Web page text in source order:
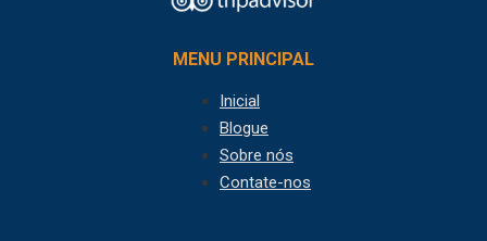
MENU PRINCIPAL
Inicial
Blogue
Sobre nós
Contate-nos